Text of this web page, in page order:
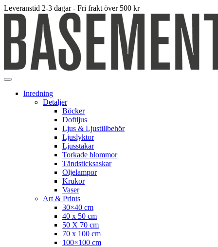
Leveranstid 2-3 dagar - Fri frakt över 500 kr
Inredning
Detaljer
Böcker
Doftljus
Ljus & Ljustillbehör
Ljuslyktor
Ljusstakar
Torkade blommor
Tändsticksaskar
Oljelampor
Krukor
Vaser
Art & Prints
30×40 cm
40 x 50 cm
50 X 70 cm
70 x 100 cm
100×100 cm